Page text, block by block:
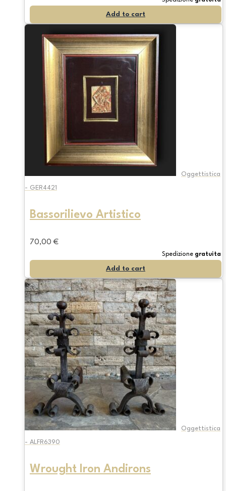
Add to cart
Oggettistica
- GER4421
Bassorilievo Artistico
70,00 €
Spedizione gratuita
Add to cart
Oggettistica
- ALFR6390
Wrought Iron Andirons